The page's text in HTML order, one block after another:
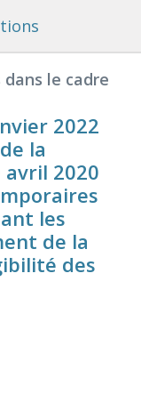
le cadre
2022
la
avril 2020
les
de la
des